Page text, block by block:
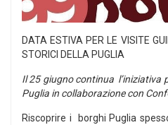
DATA ESTIVA PER LE VISITE
STORICI DELLA PUGLIA
Il 25 giugno continua l’iniziativa
Puglia in collaborazione con
Riscoprire i borghi Puglia